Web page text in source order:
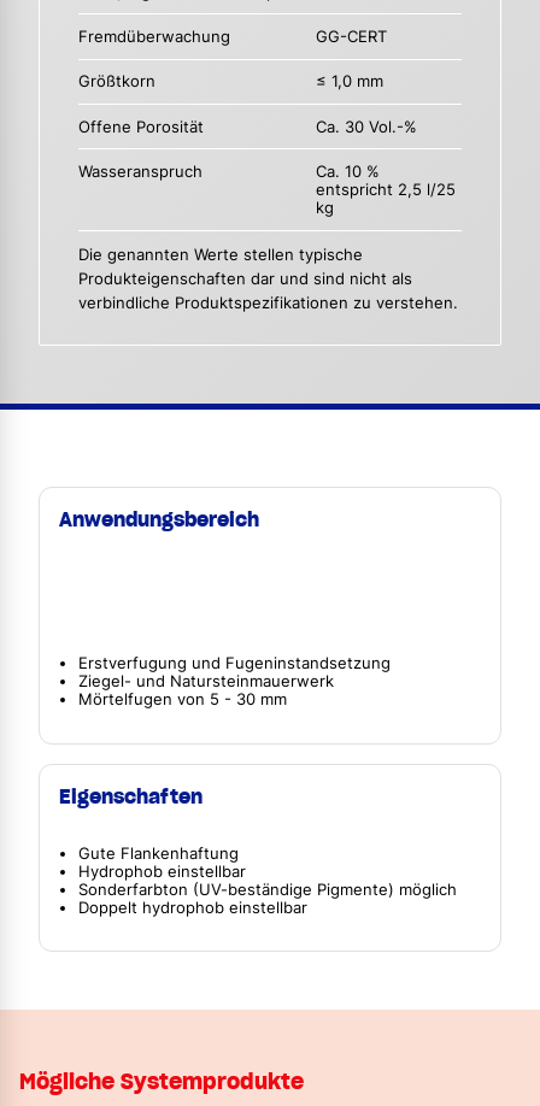
Fremdüberwachung GG-CERT
Größtkorn ≤ 1,0 mm
Offene Porosität Ca. 30 Vol.-%
Wasseranspruch
Ca. 10 %
entspricht 2,5 l/25
kg
Die genannten Werte stellen typische
Produkteigenschaften dar und sind nicht als
verbindliche Produktspezifikationen zu verstehen.
Anwendungsbereich
Erstverfugung und Fugeninstandsetzung
Ziegel- und Natursteinmauerwerk
Mörtelfugen von 5 - 30 mm
Eigenschaften
Gute Flankenhaftung
Hydrophob einstellbar
Sonderfarbton (UV-beständige Pigmente) möglich
Doppelt hydrophob einstellbar
Mögliche Systemprodukte